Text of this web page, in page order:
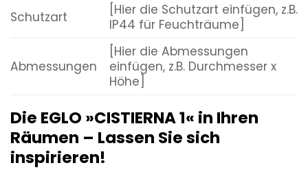
Schutzart
[Hier die Schutzart einfügen, z.B.
IP44 für Feuchträume]
Abmessungen
[Hier die Abmessungen
einfügen, z.B. Durchmesser x
Höhe]
Die EGLO »CISTIERNA 1« in Ihren
Räumen – Lassen Sie sich
inspirieren!